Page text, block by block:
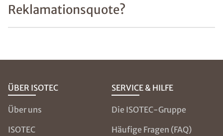
Reklamationsquote?
ÜBER ISOTEC
Über uns
ISOTEC
SERVICE & HILFE
Die ISOTEC-Gruppe
Häufige Fragen (FAQ)